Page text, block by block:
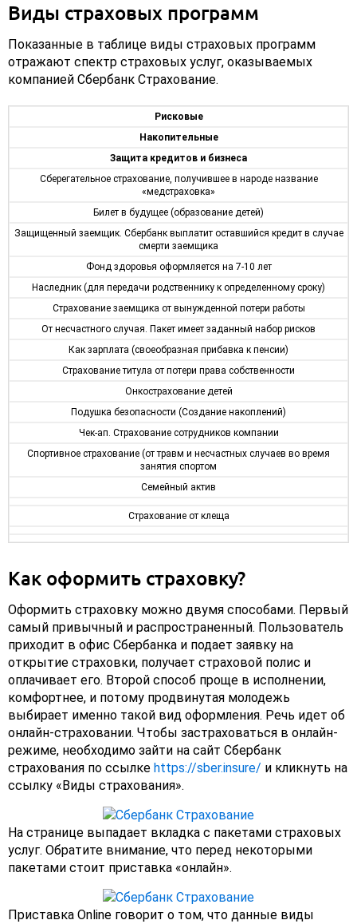
Виды страховых программ
Показанные в таблице виды страховых программ
отражают спектр страховых услуг, оказываемых
компанией Сбербанк Страхование.
Рисковые
Накопительные
Защита кредитов и бизнеса
Сберегательное страхование, получившее в народе название
«медстраховка»
Билет в будущее (образование детей)
Защищенный заемщик. Сбербанк выплатит оставшийся кредит в случае
смерти заемщика
Фонд здоровья оформляется на 7-10 лет
Наследник (для передачи родственнику к определенному сроку)
Страхование заемщика от вынужденной потери работы
От несчастного случая. Пакет имеет заданный набор рисков
Как зарплата (своеобразная прибавка к пенсии)
Страхование титула от потери права собственности
Онкострахование детей
Подушка безопасности (Создание накоплений)
Чек-ап. Страхование сотрудников компании
Спортивное страхование (от травм и несчастных случаев во время
занятия спортом
Семейный актив
Страхование от клеща
Как оформить страховку?
Оформить страховку можно двумя способами. Первый
самый привычный и распространенный. Пользователь
приходит в офис Сбербанка и подает заявку на
открытие страховки, получает страховой полис и
оплачивает его. Второй способ проще в исполнении,
комфортнее, и потому продвинутая молодежь
выбирает именно такой вид оформления. Речь идет об
онлайн-страховании. Чтобы застраховаться в онлайн-
режиме, необходимо зайти на сайт Сбербанк
страхования по ссылке https://sber.insure/ и кликнуть на
ссылку «Виды страхования».
На странице выпадает вкладка с пакетами страховых
услуг. Обратите внимание, что перед некоторыми
пакетами стоит приставка «онлайн».
Приставка Online говорит о том, что данные виды